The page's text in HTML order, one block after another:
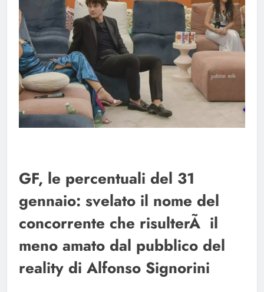
GF, le percentuali del 31
gennaio: svelato il nome del
concorrente che risulterÃ il
meno amato dal pubblico del
reality di Alfonso Signorini